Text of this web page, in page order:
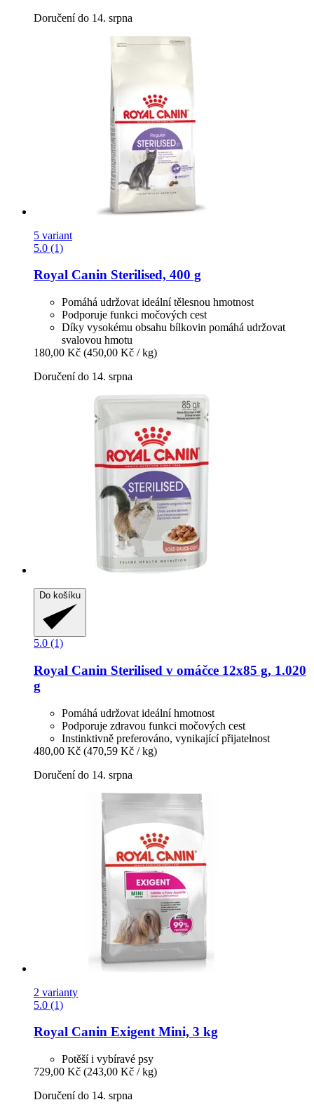
Doručení do 14. srpna
5 variant
5.0 (1)
Royal Canin Sterilised, 400 g
Pomáhá udržovat ideální tělesnou hmotnost
Podporuje funkci močových cest
Díky vysokému obsahu bílkovin pomáhá udržovat
svalovou hmotu
180,00 Kč (450,00 Kč / kg)
Doručení do 14. srpna
Do košíku
5.0 (1)
Royal Canin Sterilised v omáčce 12x85 g, 1.020
g
Pomáhá udržovat ideální hmotnost
Podporuje zdravou funkci močových cest
Instinktivně preferováno, vynikající přijatelnost
480,00 Kč (470,59 Kč / kg)
Doručení do 14. srpna
2 varianty
5.0 (1)
Royal Canin Exigent Mini, 3 kg
Potěší i vybíravé psy
729,00 Kč (243,00 Kč / kg)
Doručení do 14. srpna